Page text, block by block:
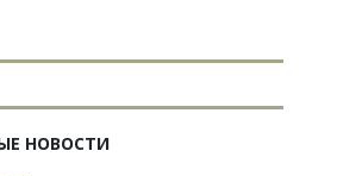
НОВОСТИ